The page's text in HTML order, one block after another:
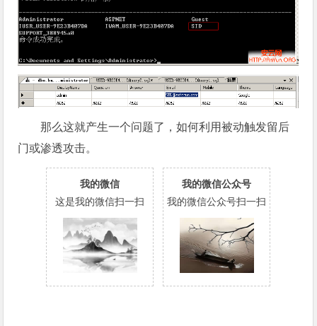
那么这就产生一个问题了，如何利用被动触发留后
门或渗透攻击。
我的微信
这是我的微信扫一扫
我的微信公众号
我的微信公众号扫一扫